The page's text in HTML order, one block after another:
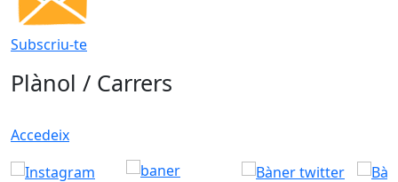
Subscriu-te
Plànol / Carrers
Accedeix